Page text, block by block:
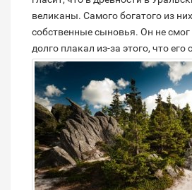
великаны. Самого богатого из
собственные сыновья. Он не смог
долго плакал из-за этого, что